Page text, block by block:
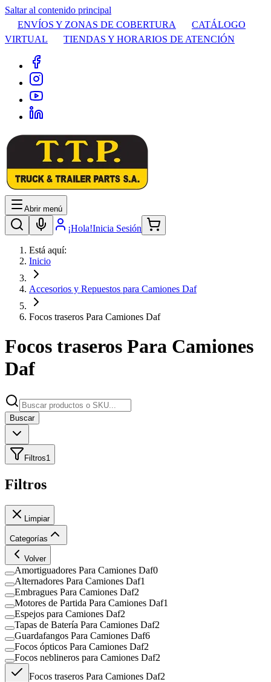
Saltar al contenido principal
ENVÍOS Y ZONAS DE COBERTURA
CATÁLOGO
VIRTUAL
TIENDAS Y HORARIOS DE ATENCIÓN
Abrir menú
¡Hola!Inicia Sesión
Está aquí:
Inicio
Accesorios y Repuestos para Camiones Daf
Focos traseros Para Camiones Daf
Focos traseros Para Camiones
Daf
Buscar
Filtros1
Filtros
Limpiar
Categorías
Volver
Amortiguadores Para Camiones Daf0
Alternadores Para Camiones Daf1
Embragues Para Camiones Daf2
Motores de Partida Para Camiones Daf1
Espejos para Camiones Daf2
Tapas de Batería Para Camiones Daf2
Guardafangos Para Camiones Daf6
Focos ópticos Para Camiones Daf2
Focos neblineros para Camiones Daf2
Focos traseros Para Camiones Daf2